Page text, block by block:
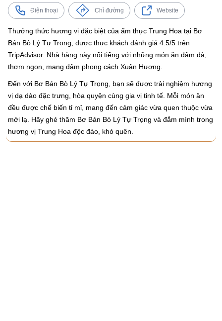
Điện thoại Chỉ đường Website
Thưởng thức hương vị đặc biệt của ẩm thực Trung Hoa tại Bơ
Bán Bò Lý Tự Trọng, được thực khách đánh giá 4.5/5 trên
TripAdvisor. Nhà hàng này nổi tiếng với những món ăn đậm đà,
thơm ngon, mang đậm phong cách Xuân Hương.
Đến với Bơ Bán Bò Lý Tự Trọng, bạn sẽ được trải nghiệm hương
vị dạ dào đặc trưng, hòa quyện cùng gia vị tinh tế. Mỗi món ăn
đều được chế biến tỉ mỉ, mang đến cảm giác vừa quen thuộc vừa
mới lạ. Hãy ghé thăm Bơ Bán Bò Lý Tự Trọng và đắm mình trong
hương vị Trung Hoa độc đáo, khó quên.